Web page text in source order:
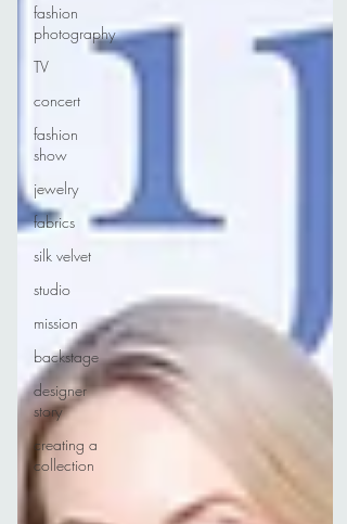
fashion
photography
TV
concert
fashion
show
jewelry
fabrics
silk velvet
studio
mission
backstage
designer
story
creating a
collection